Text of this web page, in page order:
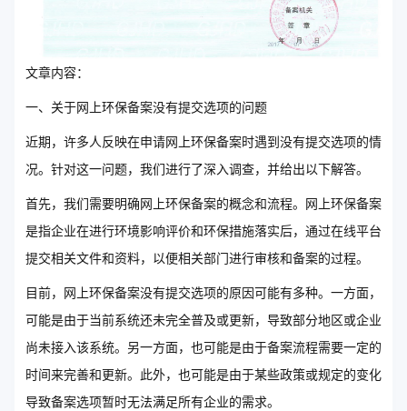
文章内容：
一、关于网上环保备案没有提交选项的问题
近期，许多人反映在申请网上环保备案时遇到没有提交选项的情
况。针对这一问题，我们进行了深入调查，并给出以下解答。
首先，我们需要明确网上环保备案的概念和流程。网上环保备案
是指企业在进行环境影响评价和环保措施落实后，通过在线平台
提交相关文件和资料，以便相关部门进行审核和备案的过程。
目前，网上环保备案没有提交选项的原因可能有多种。一方面，
可能是由于当前系统还未完全普及或更新，导致部分地区或企业
尚未接入该系统。另一方面，也可能是由于备案流程需要一定的
时间来完善和更新。此外，也可能是由于某些政策或规定的变化
导致备案选项暂时无法满足所有企业的需求。